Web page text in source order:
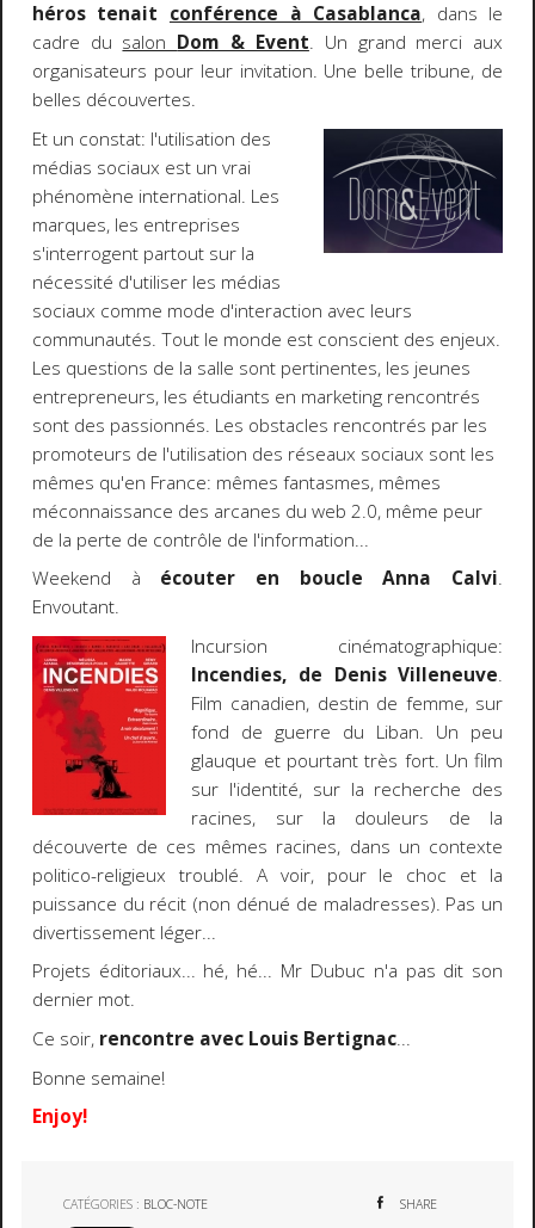
héros tenait conférence à Casablanca, dans le
cadre du salon Dom & Event. Un grand merci aux
organisateurs pour leur invitation. Une belle tribune, de
belles découvertes.
Et un constat: l'utilisation des
médias sociaux est un vrai
phénomène international. Les
marques, les entreprises
s'interrogent partout sur la
nécessité d'utiliser les médias
sociaux comme mode d'interaction avec leurs
communautés. Tout le monde est conscient des enjeux.
Les questions de la salle sont pertinentes, les jeunes
entrepreneurs, les étudiants en marketing rencontrés
sont des passionnés. Les obstacles rencontrés par les
promoteurs de l'utilisation des réseaux sociaux sont les
mêmes qu'en France: mêmes fantasmes, mêmes
méconnaissance des arcanes du web 2.0, même peur
de la perte de contrôle de l'information...
Weekend à écouter en boucle Anna Calvi.
Envoutant.
Incursion cinématographique:
Incendies, de Denis Villeneuve.
Film canadien, destin de femme, sur
fond de guerre du Liban. Un peu
glauque et pourtant très fort. Un film
sur l'identité, sur la recherche des
racines, sur la douleurs de la
découverte de ces mêmes racines, dans un contexte
politico-religieux troublé. A voir, pour le choc et la
puissance du récit (non dénué de maladresses). Pas un
divertissement léger...
Projets éditoriaux... hé, hé... Mr Dubuc n'a pas dit son
dernier mot.
Ce soir, rencontre avec Louis Bertignac...
Bonne semaine!
Enjoy!
CATÉGORIES : BLOC-NOTE SHARE